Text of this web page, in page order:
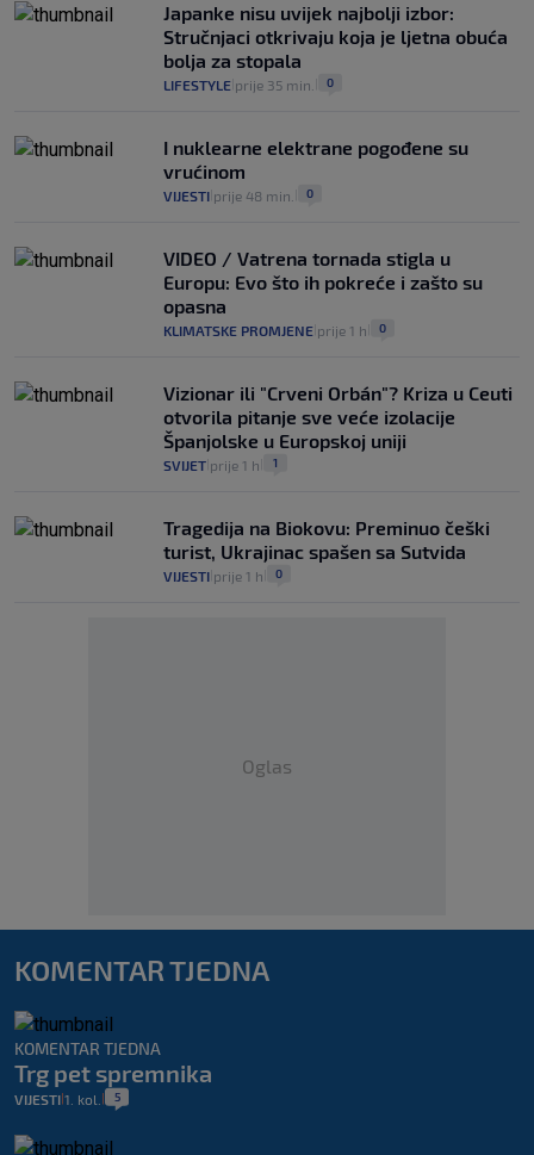
Japanke nisu uvijek najbolji izbor:
Stručnjaci otkrivaju koja je ljetna obuća
bolja za stopala
LIFESTYLE prije 35 min. 0
I nuklearne elektrane pogođene su
vrućinom
VIJESTI prije 48 min. 0
VIDEO / Vatrena tornada stigla u
Europu: Evo što ih pokreće i zašto su
opasna
KLIMATSKE PROMJENE prije 1 h 0
Vizionar ili "Crveni Orbán"? Kriza u Ceuti
otvorila pitanje sve veće izolacije
Španjolske u Europskoj uniji
SVIJET prije 1 h 1
Tragedija na Biokovu: Preminuo češki
turist, Ukrajinac spašen sa Sutvida
VIJESTI prije 1 h 0
Oglas
KOMENTAR TJEDNA
KOMENTAR TJEDNA
Trg pet spremnika
VIJESTI 1. kol. 5